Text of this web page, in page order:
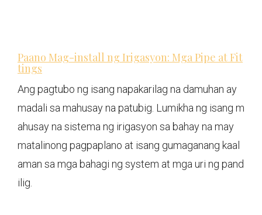
Paano Mag-install ng Irigasyon: Mga Pipe at Fit
tings
Ang pagtubo ng isang napakarilag na damuhan ay
madali sa mahusay na patubig. Lumikha ng isang m
ahusay na sistema ng irigasyon sa bahay na may
matalinong pagpaplano at isang gumaganang kaal
aman sa mga bahagi ng system at mga uri ng pand
ilig.